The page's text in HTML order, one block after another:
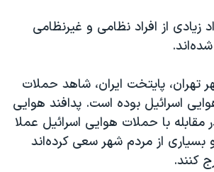
زیادی از افراد نظامی و غیرنظامی
تهران، پایتخت ایران، شاهد حملات
اسرائيل بوده است. پدافند هوایی
با حملات هوایی اسرائيل عملا
بسیاری از مردم شهر سعی کرده‌اند
کنند.